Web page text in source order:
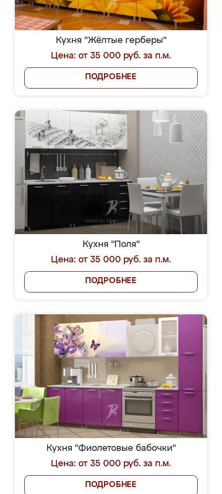
Кухня "Жёлтые герберы"
Цена: от 35 000 руб. за п.м.
ПОДРОБНЕЕ
Кухня "Поля"
Цена: от 35 000 руб. за п.м.
ПОДРОБНЕЕ
Кухня "Фиолетовые бабочки"
Цена: от 35 000 руб. за п.м.
ПОДРОБНЕЕ